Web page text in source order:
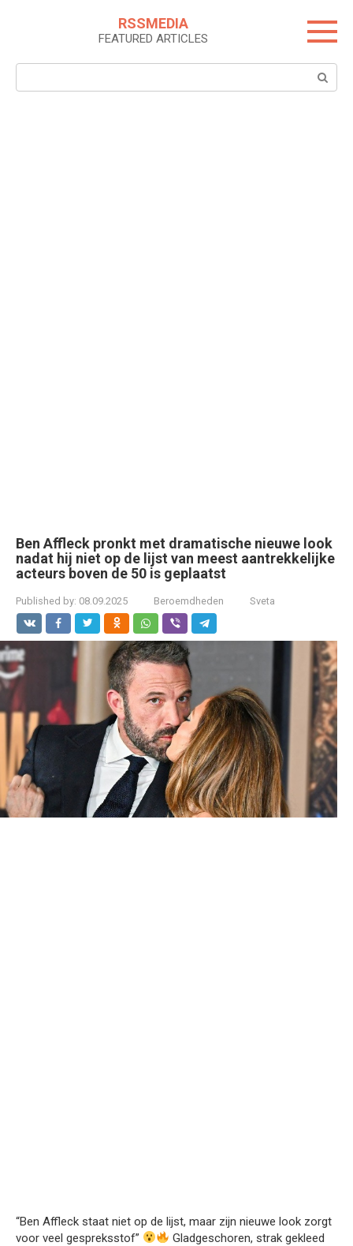
RSSMEDIA
FEATURED ARTICLES
Search:
Ben Affleck pronkt met dramatische nieuwe look
nadat hij niet op de lijst van meest aantrekkelijke
acteurs boven de 50 is geplaatst
Published by: 08.09.2025 Beroemdheden Sveta
“Ben Affleck staat niet op de lijst, maar zijn nieuwe look zorgt
voor veel gespreksstof”
Gladgeschoren, strak gekleed